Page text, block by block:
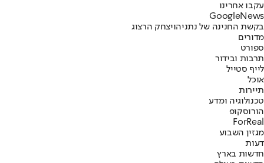
עקבו אחרינו
Googl eNews
בקשת החנינה של נתניהויצחק הרצוג
מדורים
ספורט
תרבות ובידור
לייף סטייל
אוכל
תיירות
טכנולוגיה ומדע
הורוסקופ
ForReal
מגזין השבוע
דעות
חדשות בארץ